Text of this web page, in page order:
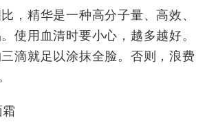
，精华是一种高分子量、高效、
使用血清时要小心，越多越好。
滴就足以涂抹全脸。否则，浪费